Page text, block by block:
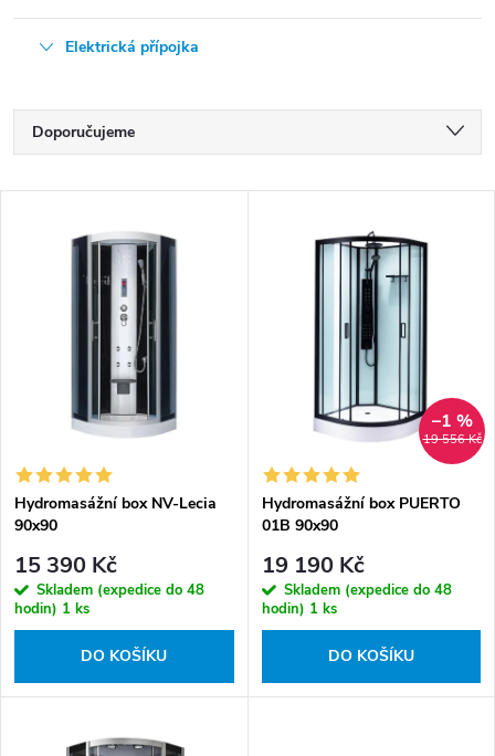
Elektrická přípojka
a
z
u
k
t
ů
Doporučujeme
Nejprodávanější
d
u
k
t
ů
Hydromasážní box NV-Lecia
90x90
15 390 Kč
Skladem (expedice do 48
hodin) 1 ks
DO KOŠÍKU
19 556 Kč
–1 %
Hydromasážní box PUERTO
01B 90x90
19 190 Kč
Skladem (expedice do 48
hodin) 1 ks
DO KOŠÍKU